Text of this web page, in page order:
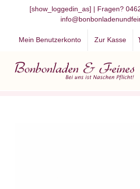
springen
[show_loggedin_as] | Fragen?
Mein Benutzerkonto Zur Kasse